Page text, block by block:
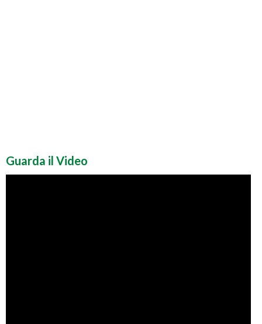
Guarda il Video